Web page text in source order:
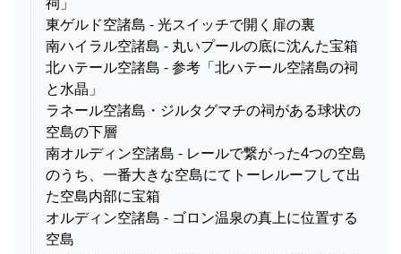
東ゲルド空諸島 - 光スイッチで開く扉の裏
南ハイラル空諸島 - 丸いプールの底に沈んた宝箱
北ハテール空諸島 - 参考「北ハテール空諸島の祠
と水晶」
ラネール空諸島・ジルタグマチの祠がある球状の
空島の下層
南オルディン空諸島 - レールで繋がった4つの空島
のうち、一番大きな空島にてトーレルーフして出
た空島内部に宝箱
オルディン空諸島 - ゴロン温泉の真上に位置する
空島